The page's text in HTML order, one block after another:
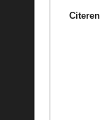
Citeren